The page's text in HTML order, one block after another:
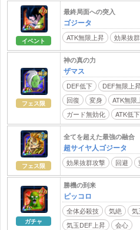
イベント
最終局面への突入
ゴジータ
ATK無限上昇 効果抜
フェス限
神の真の力
ザマス
DEF低下 DEF無限上
回復
変身 ATK無限
ガード無効化
ATK低下
フェス限
全てを超えた最強の融合
超サイヤ人ゴジータ
効果抜群攻撃 回避
ガチャ
勝機の到来
ピッコロ
全体必殺技 気絶 気
気玉DEF上昇
会心